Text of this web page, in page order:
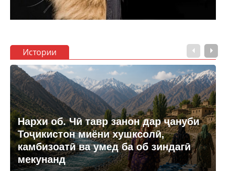
Истории
Нархи об. Чӣ тавр занон дар ҷануби
Тоҷикистон миёни хушксолӣ,
камбизоатӣ ва умед ба об зиндагӣ
мекунанд